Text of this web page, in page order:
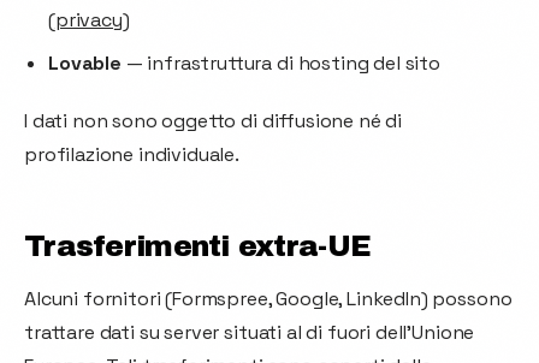
(privacy)
Lovable — infrastruttura di hosting del sito
I dati non sono oggetto di diffusione né di
profilazione individuale.
Trasferimenti extra-UE
Alcuni fornitori (Formspree, Google, LinkedIn) possono
trattare dati su server situati al di fuori dell'Unione